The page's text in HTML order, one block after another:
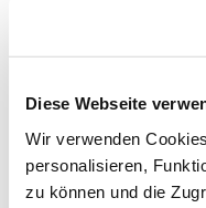
Diese Webseite
Wir verwenden
personalisieren,
zu können und die
April
1959 zudem dort
Familienalbum und
Kontakt
oft von außen
Kunstmuseum war.